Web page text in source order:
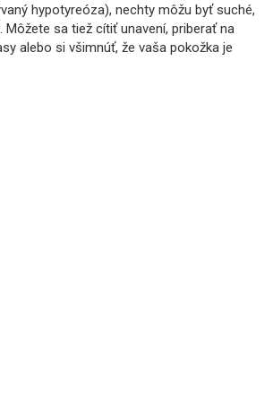
hypotyreóza), nechty môžu byť suché,
Môžete sa tiež cítiť unavení, priberať na
alebo si všimnúť, že vaša pokožka je